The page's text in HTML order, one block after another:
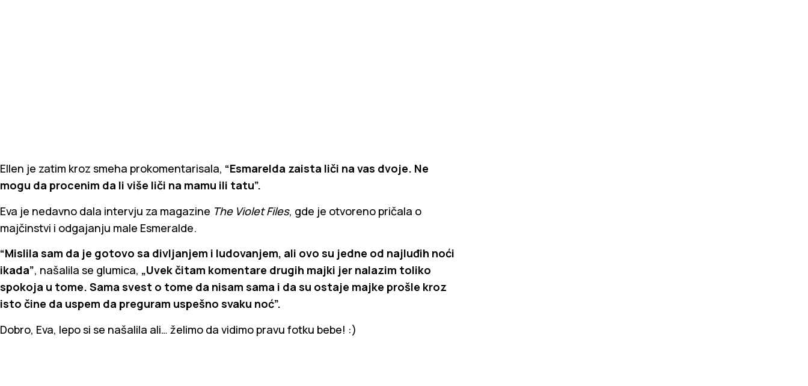
Ellen je zatim kroz smeha prokomentarisala, “Esmarelda zaista liči na vas dvoje. Ne
mogu da procenim da li više liči na mamu ili tatu”.
Eva je nedavno dala intervju za magazine The Violet Files, gde je otvoreno pričala o
majčinstvi i odgajanju male Esmeralde.
“Mislila sam da je gotovo sa divljanjem i ludovanjem, ali ovo su jedne od najluđih noći
ikada”, našalila se glumica, „Uvek čitam komentare drugih majki jer nalazim toliko
spokoja u tome. Sama svest o tome da nisam sama i da su ostaje majke prošle kroz
isto čine da uspem da preguram uspešno svaku noć”.
Dobro, Eva, lepo si se našalila ali… želimo da vidimo pravu fotku bebe! :)